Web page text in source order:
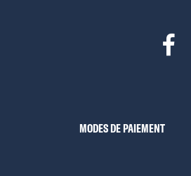
MODES DE PAIEMENT